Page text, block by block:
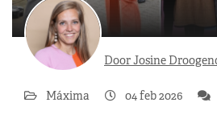
Door Josine
Máxima 04 feb 2026